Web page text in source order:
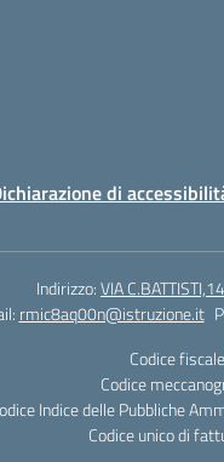
di
Indirizzo:VIA
rmic8aq00n@istruzione.it
Codice
Codice
Indice delle Pubbliche
Codice unico di